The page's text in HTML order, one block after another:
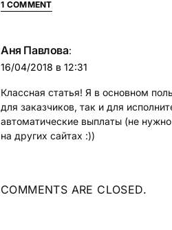
1 COMMENT
Аня Павлова:
16/04/2018 в 12:31
Классная статья! Я в основном
для заказчиков, так и для
автоматические выплаты (не
на других сайтах :))
COMMENTS ARE CLOSED.